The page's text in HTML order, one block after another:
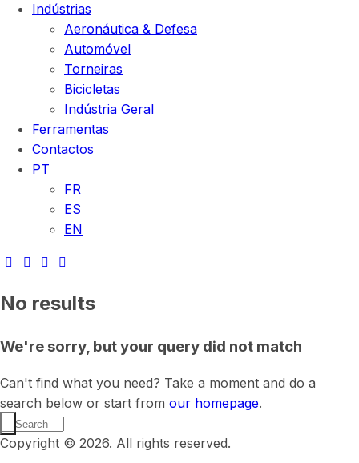
Indústrias
Aeronáutica & Defesa
Automóvel
Torneiras
Bicicletas
Indústria Geral
Ferramentas
Contactos
PT
FR
ES
EN
No results
We're sorry, but your query did not match
Can't find what you need? Take a moment and do a
search below or start from our homepage.
Copyright © 2026. All rights reserved.